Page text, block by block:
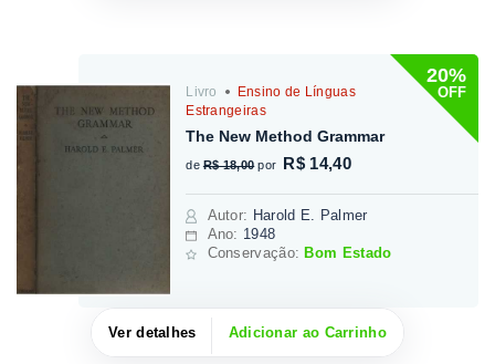
20%
OFF
Livro
Ensino de Línguas
Estrangeiras
The New Method Grammar
de R$ 18,00 por R$ 14,40
Autor: Harold E. Palmer
Ano: 1948
Conservação: Bom Estado
Ver detalhes Adicionar ao Carrinho